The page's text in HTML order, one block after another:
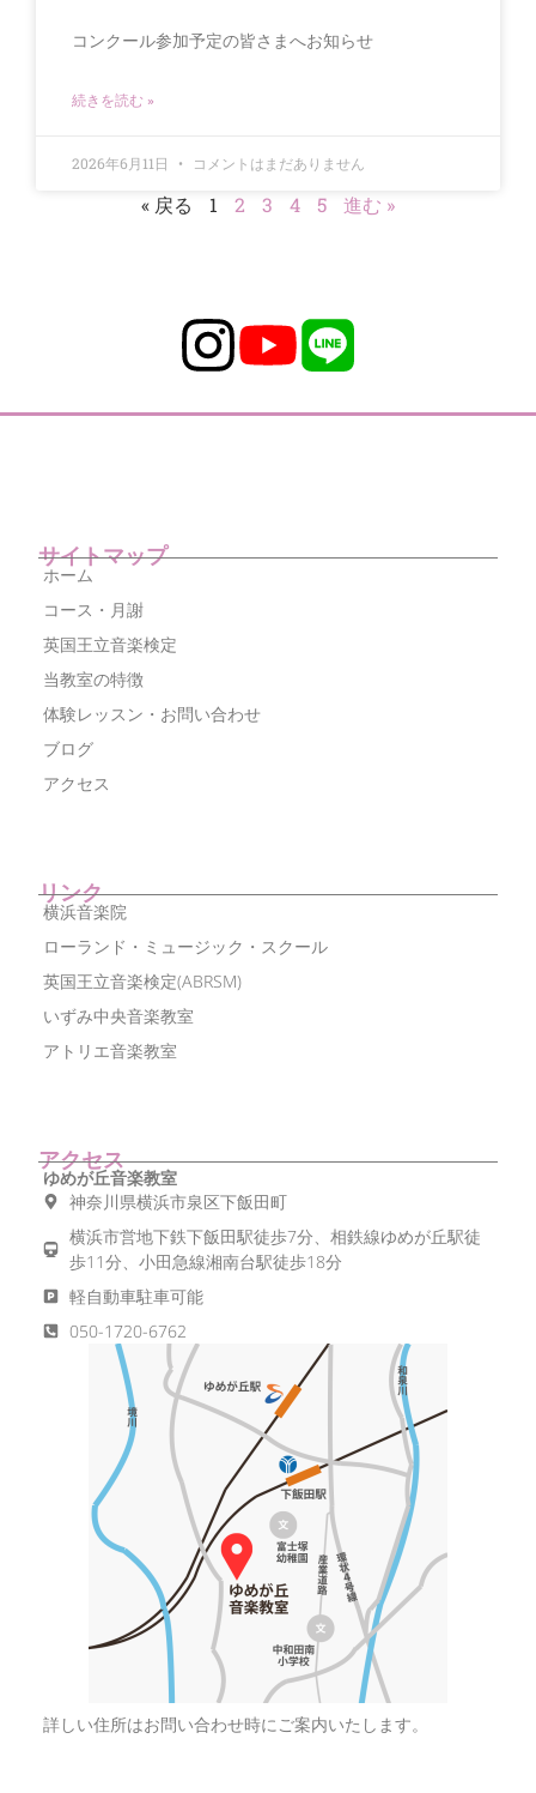
コンクール参加予定の皆さまへお知らせ
続きを読む »
2026年6月11日 コメントはまだありません
« 戻る 1 2 3 4 5 進む »
サイトマップ
ホーム
コース・月謝
英国王立音楽検定
当教室の特徴
体験レッスン・お問い合わせ
ブログ
アクセス
リンク
横浜音楽院
ローランド・ミュージック・スクール
英国王立音楽検定(ABRSM)
いずみ中央音楽教室
アトリエ音楽教室
アクセス
ゆめが丘音楽教室
神奈川県横浜市泉区下飯田町
横浜市営地下鉄下飯田駅徒歩7分、相鉄線ゆめが丘駅徒
歩11分、小田急線湘南台駅徒歩18分
軽自動車駐車可能
050-1720-6762
詳しい住所はお問い合わせ時にご案内いたします。